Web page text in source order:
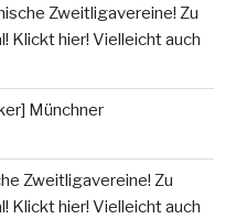
Zweitligavereine! Zu
Klickt hier! Vielleicht auch
Münchner
Zweitligavereine! Zu
Klickt hier! Vielleicht auch